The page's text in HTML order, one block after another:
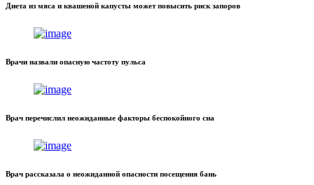
Диета из мяса и квашеной капусты может повысить риск запоров
Врачи назвали опасную частоту пульса
Врач перечислил неожиданные факторы беспокойного сна
Врач рассказала о неожиданной опасности посещения бань